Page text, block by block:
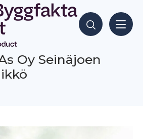
Hae sisältöjä
Oy Seinäjoen